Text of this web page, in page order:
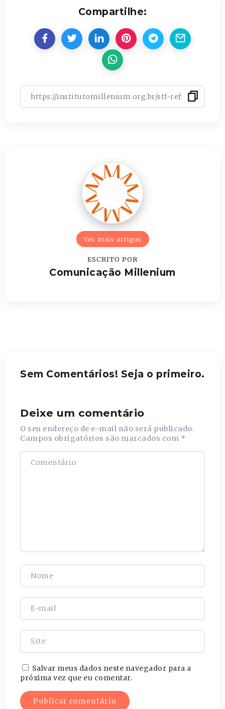
Compartilhe:
Ver mais artigos
ESCRITO POR
Comunicação Millenium
Sem Comentários! Seja o primeiro.
Deixe um comentário
O seu endereço de e-mail não será publicado.
Campos obrigatórios são marcados com *
Salvar meus dados neste navegador para a
próxima vez que eu comentar.